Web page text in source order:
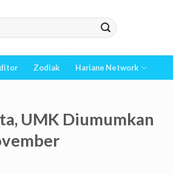
Zodiak Hariane Network
UMK Diumumkan